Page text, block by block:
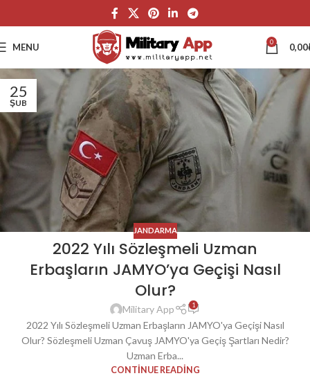
MENU 0 0,00
25
ŞUB
JANDARMA
2022 Yılı Sözleşmeli Uzman
Erbaşların JAMYO’ya Geçişi Nasıl
Olur?
Military App 1
2022 Yılı Sözleşmeli Uzman Erbaşların JAMYO'ya Geçişi Nasıl
Olur? Sözleşmeli Uzman Çavuş JAMYO'ya Geçiş Şartları Nedir?
Uzman Erba...
CONTINUE READING